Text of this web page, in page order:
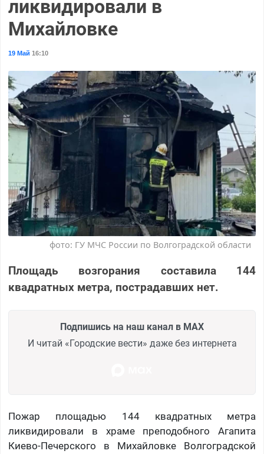
ликвидировали в
Михайловке
19 Май 16:10
фото: ГУ МЧС России по Волгоградской области
Площадь возгорания составила 144
квадратных метра, пострадавших нет.
Подпишись на наш канал в MAX
И читай «Городские вести» даже без интернета
Пожар площадью 144 квадратных метра
ликвидировали в храме преподобного Агапита
Киево-Печерского в Михайловке Волгоградской